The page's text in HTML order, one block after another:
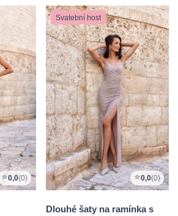
0,0(0)
Svatební host
0,0(0)
Dlouhé šaty na ramínka s